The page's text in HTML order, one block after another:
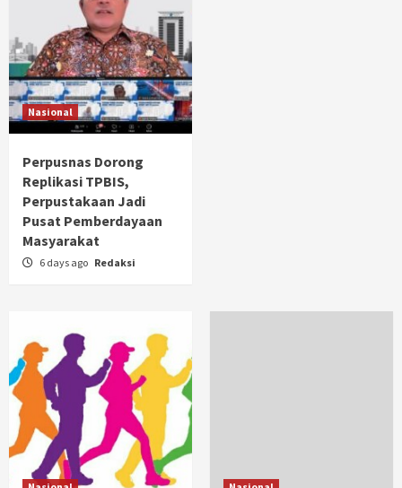
Nasional
Perpusnas Dorong
Replikasi TPBIS,
Perpustakaan Jadi
Pusat Pemberdayaan
Masyarakat
6 days ago Redaksi